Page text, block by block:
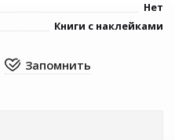
Нет
Книги с наклейками